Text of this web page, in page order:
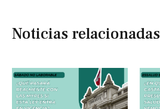
Noticias relacionadas